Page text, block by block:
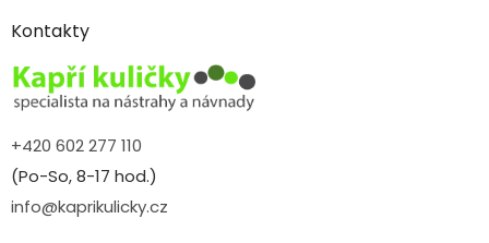
aKontakty
+420 602 277 110
(Po-So, 8-17 hod.)
info@kaprikulicky.cz